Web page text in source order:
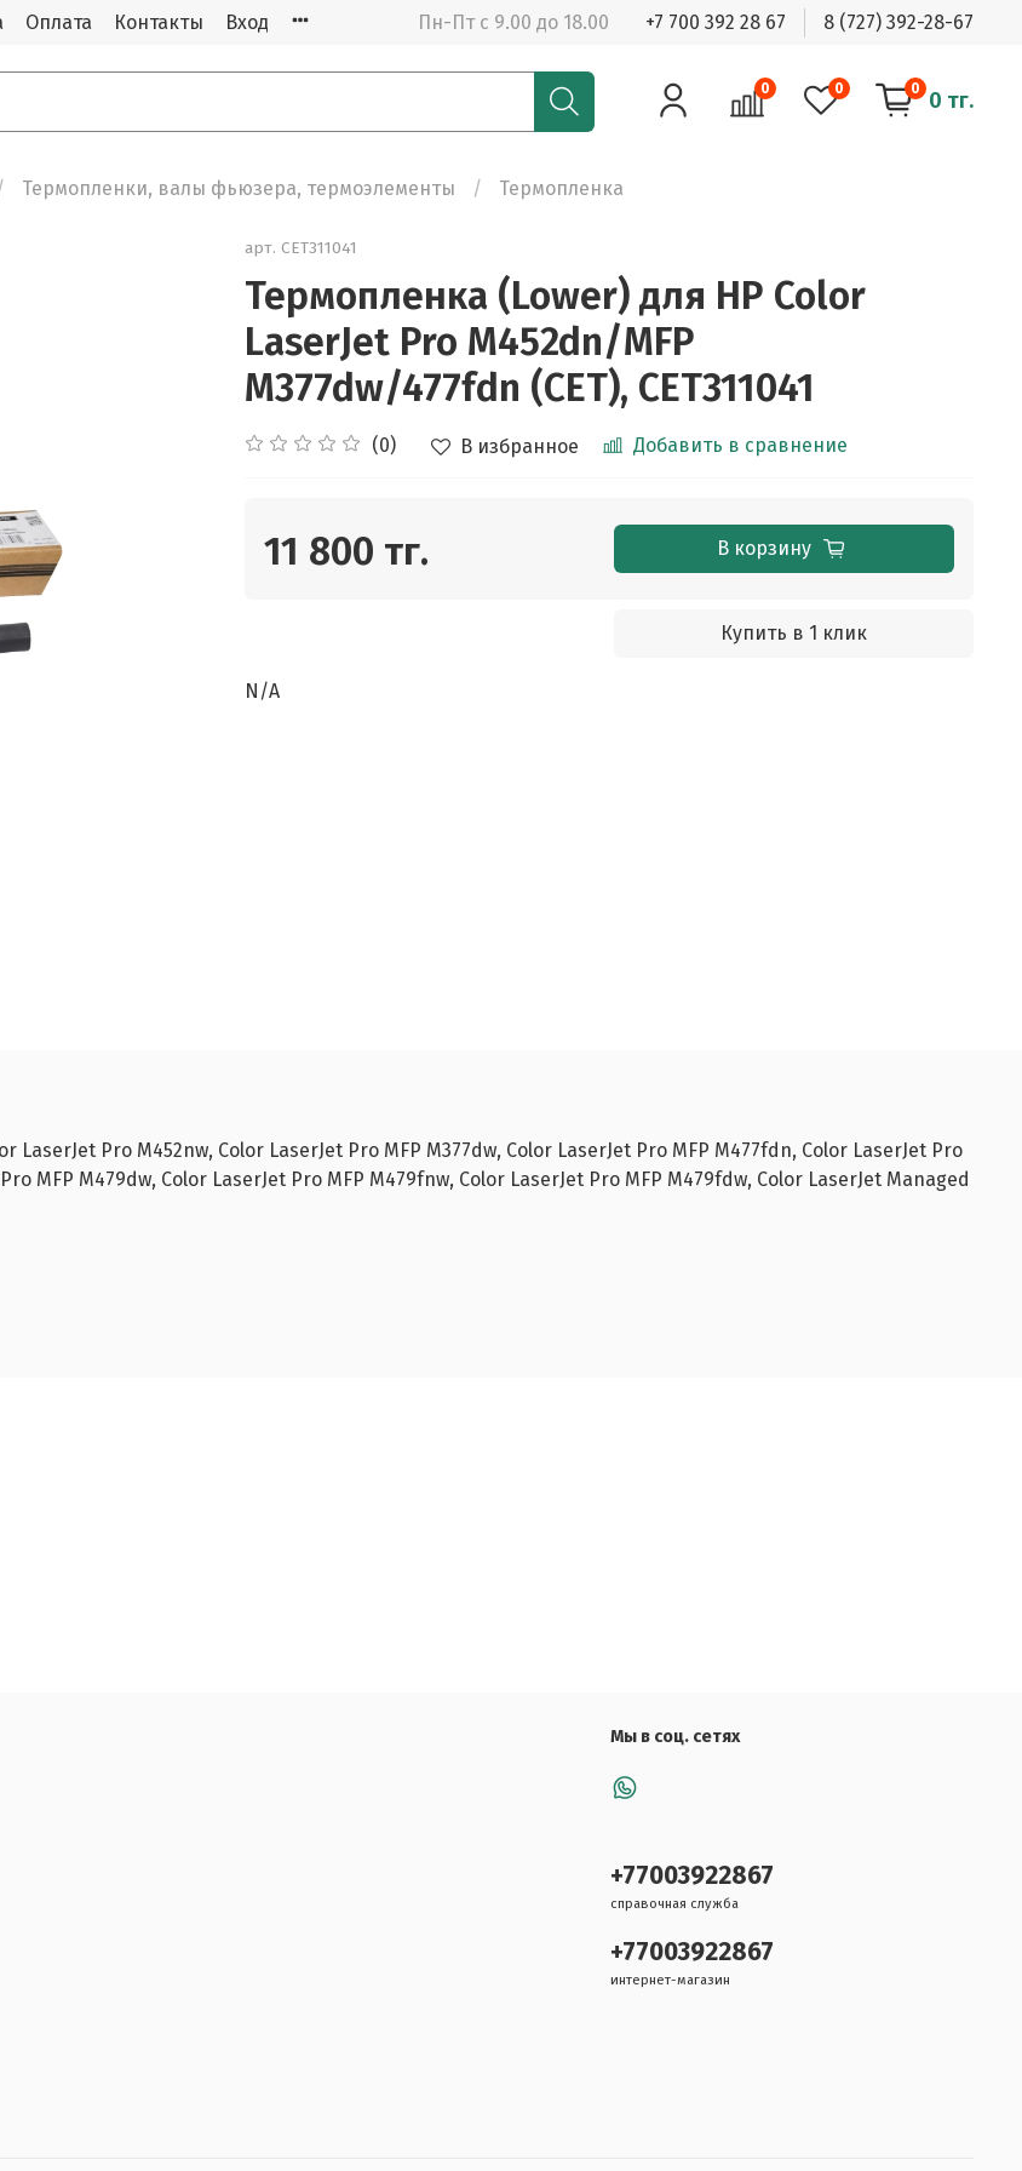
Оплата Контакты Вход Пн-Пт с 9.00 до 18.00 +7 700 392 28 67 8 (727) 392-28-67
0 0 0 0 тг.
Термопленки, валы фьюзера, термоэлементы Термопленка
арт. CET311041
Термопленка (Lower) для HP Color
LaserJet Pro M452dn/MFP
M377dw/477fdn (CET), CET311041
(0) В избранное Добавить в сравнение
11 800 тг. В корзину
Купить в 1 клик
N/A
LaserJet Pro M452nw, Color LaserJet Pro MFP M377dw, Color LaserJet Pro MFP M477fdn, Color LaserJet Pro
MFP M479dw, Color LaserJet Pro MFP M479fnw, Color LaserJet Pro MFP M479fdw, Color LaserJet Managed
Мы в соц. сетях
+77003922867
справочная служба
+77003922867
интернет-магазин